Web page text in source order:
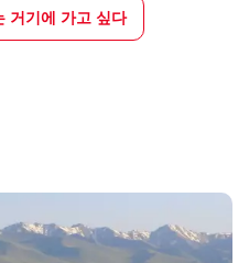
거기에 가고 싶다